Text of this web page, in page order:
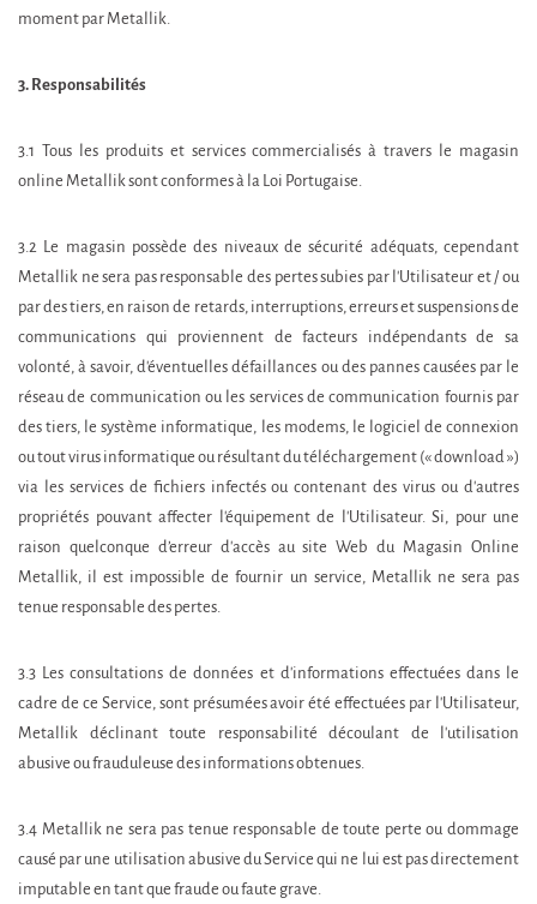
moment par Metallik.
3. Responsabilités
3.1 Tous les produits et services commercialisés à travers le magasin
online Metallik sont conformes à la Loi Portugaise.
3.2 Le magasin possède des niveaux de sécurité adéquats, cependant
Metallik ne sera pas responsable des pertes subies par l'Utilisateur et / ou
par des tiers, en raison de retards, interruptions, erreurs et suspensions de
communications qui proviennent de facteurs indépendants de sa
volonté, à savoir, d'éventuelles défaillances ou des pannes causées par le
réseau de communication ou les services de communication fournis par
des tiers, le système informatique, les modems, le logiciel de connexion
ou tout virus informatique ou résultant du téléchargement (« download »)
via les services de fichiers infectés ou contenant des virus ou d'autres
propriétés pouvant affecter l'équipement de l'Utilisateur. Si, pour une
raison quelconque d’erreur d'accès au site Web du Magasin Online
Metallik, il est impossible de fournir un service, Metallik ne sera pas
tenue responsable des pertes.
3.3 Les consultations de données et d'informations effectuées dans le
cadre de ce Service, sont présumées avoir été effectuées par l'Utilisateur,
Metallik déclinant toute responsabilité découlant de l'utilisation
abusive ou frauduleuse des informations obtenues.
3.4 Metallik ne sera pas tenue responsable de toute perte ou dommage
causé par une utilisation abusive du Service qui ne lui est pas directement
imputable en tant que fraude ou faute grave.